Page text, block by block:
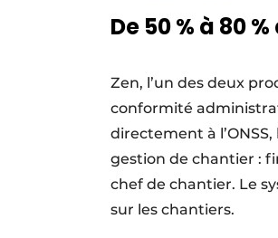
De 50 % à 80
Zen, l’un des deux
conformité
directement à
gestion de chantier :
chef de chantier. Le
sur les chantiers.